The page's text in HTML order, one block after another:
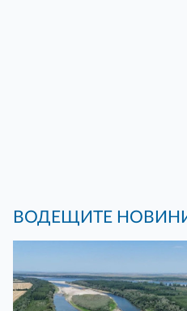
ВОДЕЩИТЕ